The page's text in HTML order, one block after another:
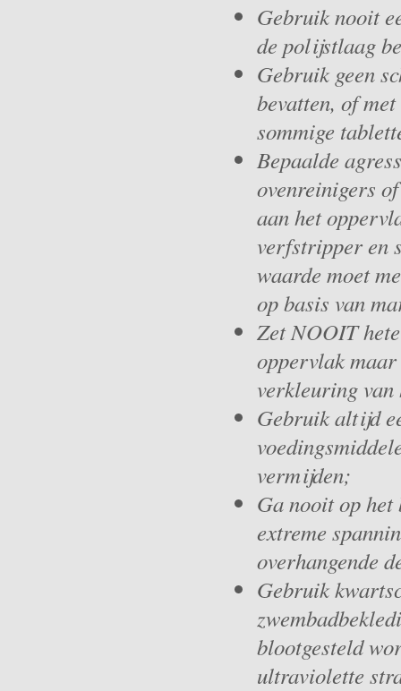
Gebruik nooit
de polijstlaag
Gebruik geen
bevatten, of
sommige
Bepaalde
ovenreinigers
aan het
verfstripper en
waarde moet
op basis van
Zet NOOIT
oppervlak
verkleuring
Gebruik altijd
vermijden;
Ga nooit op
extreme
overhangende
Gebruik
blootgesteld
ultraviolette